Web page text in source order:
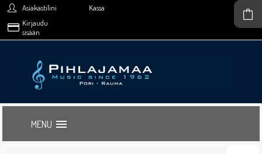
Asiakastilini
Kassa
Kirjaudu
sisään
MENU